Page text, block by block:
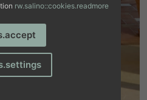
rw.salino::cookies.readmore